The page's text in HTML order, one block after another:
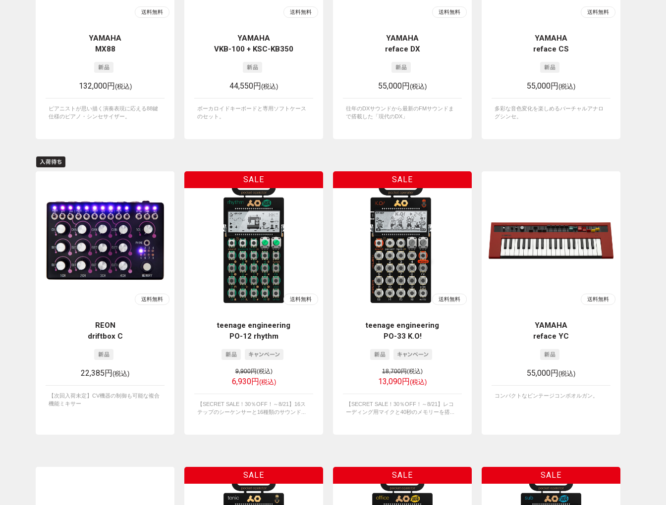
YAMAHA
MX88
132,000円(税込)
ピアニストが思い描く演奏表現に応える88鍵
仕様のピアノ・シンセサイザー。
YAMAHA
VKB-100 + KSC-KB350
44,550円(税込)
ボーカロイドキーボードと専用ソフトケース
のセット。
YAMAHA
reface DX
55,000円(税込)
往年のDXサウンドから最新のFMサウンドま
で搭載した「現代のDX」
YAMAHA
reface CS
55,000円(税込)
多彩な音色変化を楽しめるバーチャルアナロ
グシンセ。
REON
driftbox C
22,385円(税込)
【次回入荷未定】CV機器の制御も可能な複合
機能ミキサー
teenage engineering
PO-12 rhythm
9,900円(税込)
6,930円(税込)
【SECRET SALE！30％OFF！～8/21】16ス
テップのシーケンサーと16種類のサウンド...
teenage engineering
PO-33 K.O!
18,700円(税込)
13,090円(税込)
【SECRET SALE！30％OFF！～8/21】レコ
ーディング用マイクと40秒のメモリーを搭...
YAMAHA
reface YC
55,000円(税込)
コンパクトなビンテージコンボオルガン。